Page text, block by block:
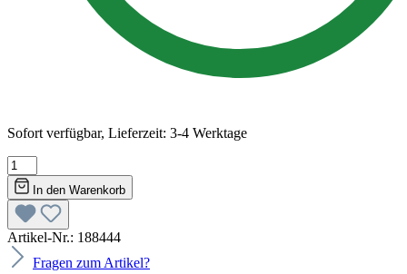
Sofort verfügbar, Lieferzeit: 3-4 Werktage
In den Warenkorb
Artikel-Nr.: 188444
Fragen zum Artikel?